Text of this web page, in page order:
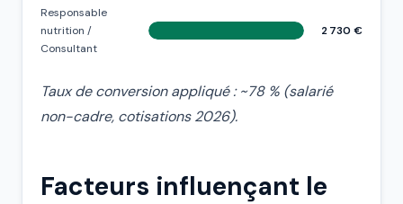
Responsable
nutrition /
Consultant
2 730 €
Taux de conversion appliqué : ~78 % (salarié
non-cadre, cotisations 2026).
Facteurs influençant le